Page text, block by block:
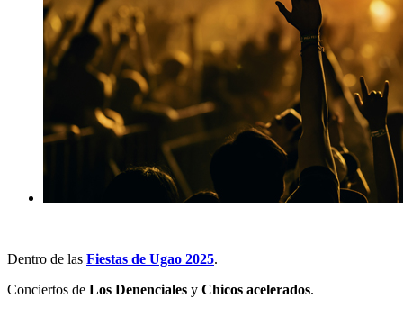
Dentro de las Fiestas de Ugao 2025.
Conciertos de Los Denenciales y Chicos acelerados.